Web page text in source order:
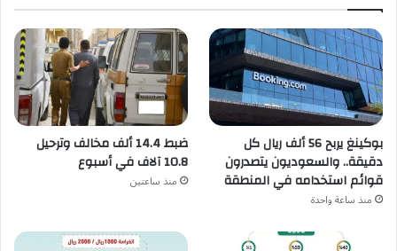
بوكينغ يربح 56 ألف ريال كل
دقيقة.. والسعوديون يتصدرون
قوائم استخدامه في المنطقة
منذ ساعة واحدة
ضبط 14.4 ألف مخالف وترحيل
10.8 آلاف في أسبوع
منذ ساعتين